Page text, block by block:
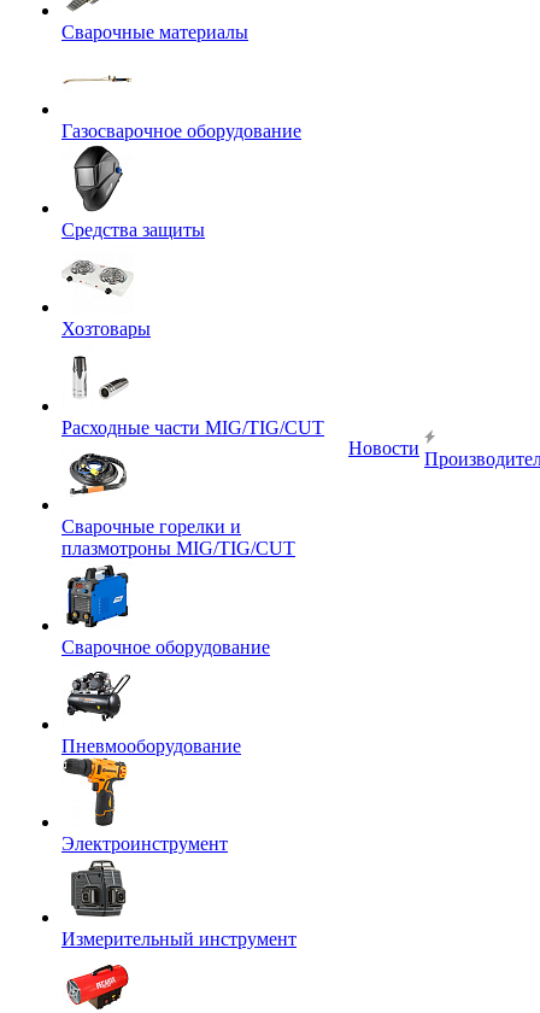
Сварочные материалы
Газосварочное оборудование
Средства защиты
Хозтовары
Расходные части MIG/TIG/CUT
Сварочные горелки и
плазмотроны MIG/TIG/CUT
Сварочное оборудование
Пневмооборудование
Электроинструмент
Измерительный инструмент
Новости